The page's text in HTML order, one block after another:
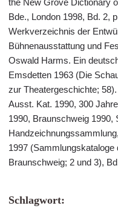
the New Grove Dictionary
Bde., London 1998, Bd. 2,
Werkverzeichnis der
Bühnenausstattung und
Oswald Harms. Ein
Emsdetten 1963 (Die
zur Theatergeschichte;
Ausst. Kat. 1990, 300
1990, Braunschweig 1990,
1997
Braunschweig; 2 und 3),
Schlagwort: